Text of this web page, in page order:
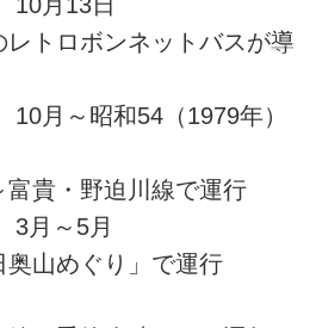
レトロボンネットバスが導
10月～昭和54（1979年）
貴・野迫川線で運行
3月～5月
山めぐり」で運行